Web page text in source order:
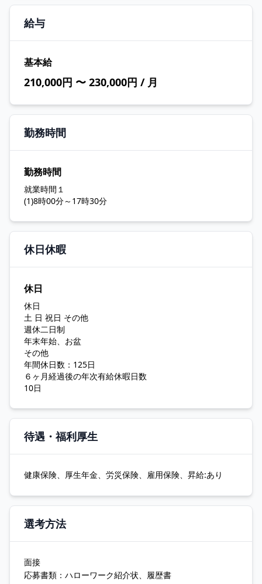
給与
基本給
210,000円 〜 230,000円 / 月
勤務時間
勤務時間
就業時間１
(1)8時00分～17時30分
休日休暇
休日
休日
土 日 祝日 その他
週休二日制
年末年始、お盆
その他
年間休日数：125日
６ヶ月経過後の年次有給休暇日数
10日
待遇・福利厚生
健康保険、厚生年金、労災保険、雇用保険、昇給:あり
選考方法
面接
応募書類：ハローワーク紹介状、履歴書